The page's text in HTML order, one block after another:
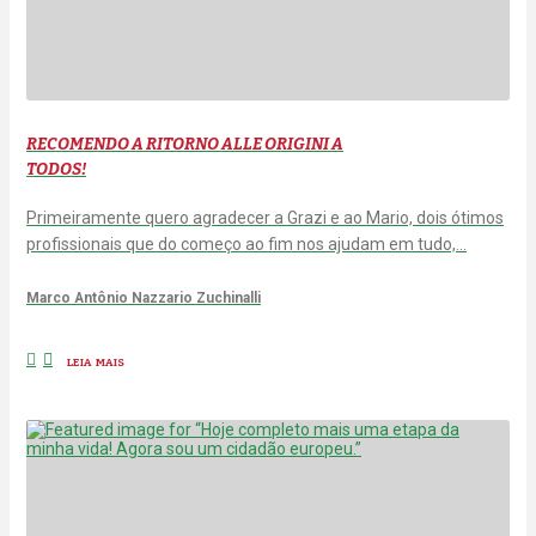
RECOMENDO A RITORNO ALLE ORIGINI A
TODOS!
Primeiramente quero agradecer a Grazi e ao Mario, dois ótimos
profissionais que do começo ao fim nos ajudam em tudo,…
Marco Antônio Nazzario Zuchinalli
LEIA MAIS